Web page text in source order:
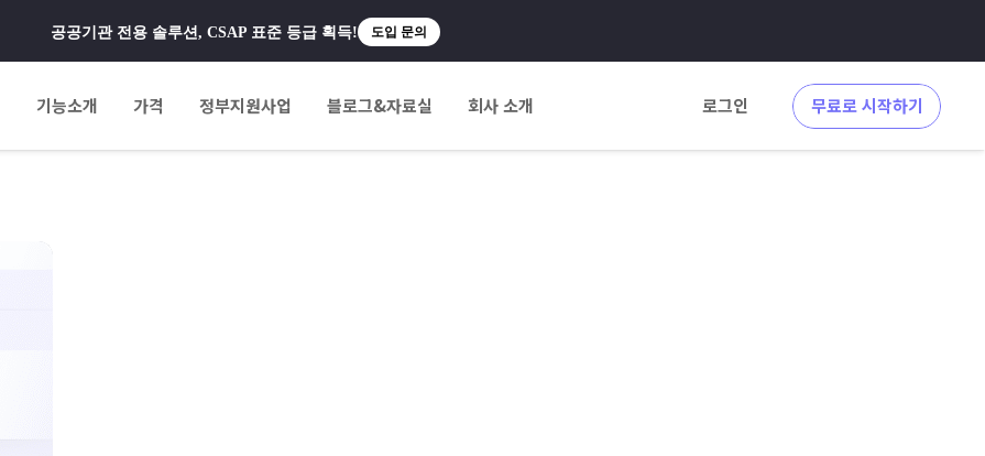
공공기관 전용 솔루션, CSAP 표준 등급 획득! 도입 문의
기능소개 가격 정부지원사업 블로그&자료실 회사 소개 로그인 무료로 시작하기